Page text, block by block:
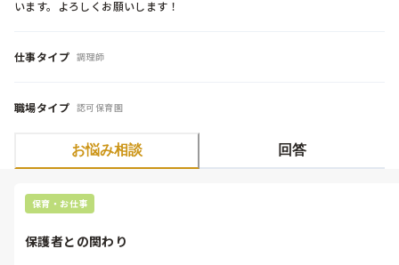
います。よろしくお願いします！
仕事タイプ 調理師
職場タイプ 認可保育園
お悩み相談 回答
保育・お仕事
保護者との関わり